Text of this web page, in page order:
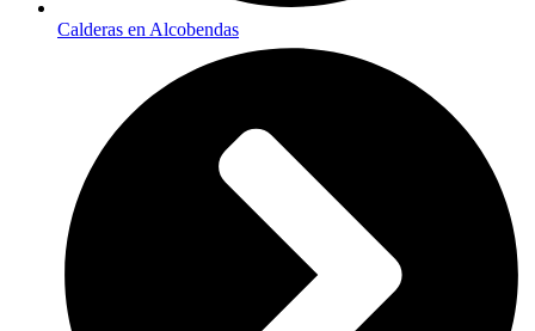
Calderas en Alcobendas